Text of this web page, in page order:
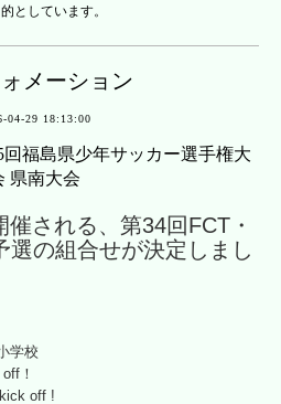
的としています。
メーション
04-29 18:13:00
回福島県少年サッカー選手権大
県南大会
される、第34回FCT・
選の組合せが決定しまし
学校
！
off !